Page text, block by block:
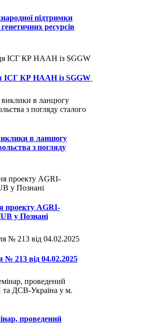
підтримки
ресурсів
ІСГ КР НААН із SGGW
в ланцюгу
з погляду
проекту AGRI-
у Познані
№ 213 від 04.02.2025
проведений